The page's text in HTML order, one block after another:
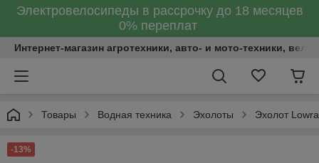
Электровелосипеды в рассрочку до 18 месяцев
0% переплат
Интернет-магазин агротехники, авто- и мото-техники,
Товары Водная техника Эхолоты Эхолот
-13%